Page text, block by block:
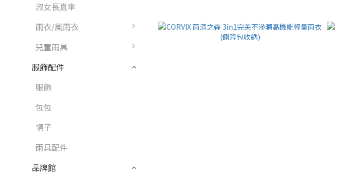
淑女長直傘
雨衣/風雨衣
兒童雨具
服飾配件
服飾
包包
帽子
雨具配件
品牌館